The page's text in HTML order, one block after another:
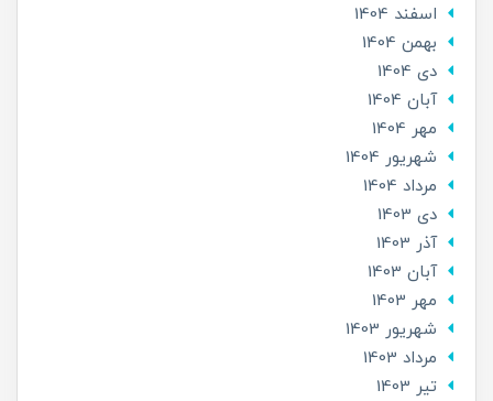
اسفند 1404
بهمن 1404
دی 1404
آبان 1404
مهر 1404
شهریور 1404
مرداد 1404
دی 1403
آذر 1403
آبان 1403
مهر 1403
شهریور 1403
مرداد 1403
تير 1403